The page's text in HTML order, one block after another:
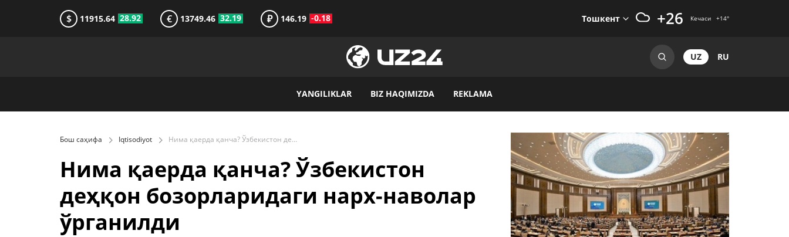
$ 11915.64 28.92 € 13749.46 32.19 ₽ 146.19 -0.18 Тошкент +26 Кечаси +14°
UZ RU
YANGILIKLAR BIZ HAQIMIZDA REKLAMA
Бош саҳифа Iqtisodiyot Нима қаерда қанча? Ўзбекистон деҳқон бозорларидаги нарх-наволар ўрганилди
Нима қаерда қанча? Ўзбекистон
деҳқон бозорларидаги нарх-наволар
ўрганилди